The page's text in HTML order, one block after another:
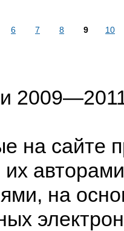
6 7 8 9 10
на сайте
их
на